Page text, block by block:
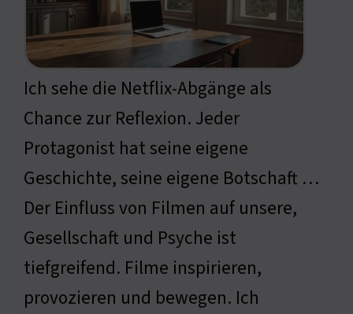
Ich sehe die Netflix-Abgänge als
Chance zur Reflexion. Jeder
Protagonist hat seine eigene
Geschichte, seine eigene Botschaft …
Der Einfluss von Filmen auf unsere,
Gesellschaft und Psyche ist
tiefgreifend. Filme inspirieren,
provozieren und bewegen. Ich